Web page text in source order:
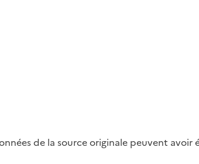
de la source originale peuvent